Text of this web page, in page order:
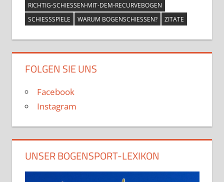
RICHTIG-SCHIESSEN-MIT-DEM-RECURVEBOGEN
SCHIESSSPIELE
WARUM BOGENSCHIESSEN? ZITATE
FOLGEN SIE UNS
Facebook
Instagram
UNSER BOGENSPORT-LEXIKON